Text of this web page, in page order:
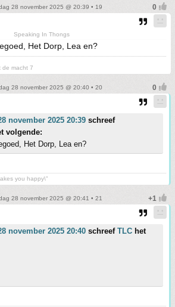
28 november 2025 @ 20:39 • 19
Speaking In Thongs
Het Dorp, Lea en?
de macht 7
28 november 2025 @ 20:40 • 20
november 2025 20:39 schreef
volgende:
Het Dorp, Lea en?
you happy\"
28 november 2025 @ 20:41 • 21
november 2025 20:40 schreef TLC het